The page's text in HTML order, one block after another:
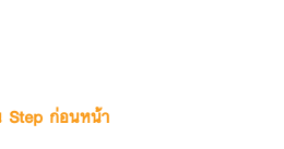
Step ก่อนหน้า